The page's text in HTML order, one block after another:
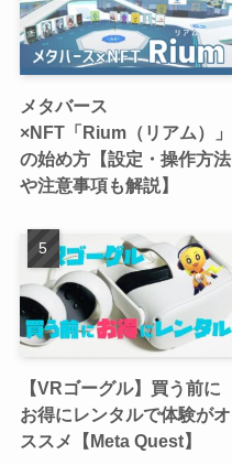
メタバース
×NFT「Rium（リアム）」
の始め方【設定・操作方法
や注意事項も解説】
【VRゴーグル】買う前に
お得にレンタルで体験がオ
ススメ【Meta Quest】